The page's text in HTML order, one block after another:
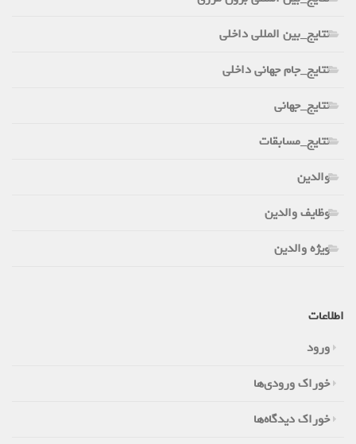
نتایج_بین المللی داخلی
نتایج_جام جهانی داخلی
نتایج_جهانی
نتایج_مسابقات
والدین
وظایف والدین
ویژه والدین
اطلاعات
ورود
خوراک ورودی‌ها
خوراک دیدگاه‌ها